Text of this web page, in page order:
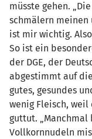
müsste gehen.
schmälern meinen
ist mir wichtig.
So ist ein
der DGE, der
abgestimmt auf
gutes, gesundes
wenig Fleisch,
guttut. „Manchmal
Vollkornnudeln